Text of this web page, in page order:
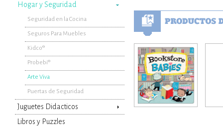
Hogar y Seguridad
Seguridad en la Cocina
Seguros Para Muebles
Kidco®
Probebi®
Arte Viva
Puertas de Seguridad
Juguetes Didacticos
Libros y Puzzles